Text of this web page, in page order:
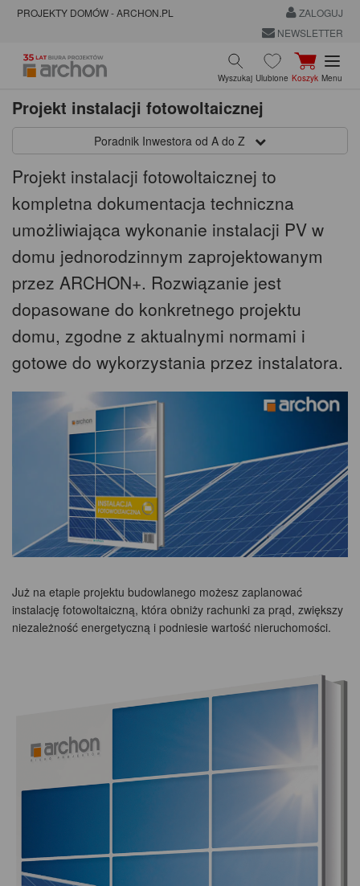
PROJEKTY DOMÓW - ARCHON.PL
ZALOGUJ
NEWSLETTER
Wyszukaj Ulubione Koszyk Menu
Projekt instalacji fotowoltaicznej
Poradnik Inwestora od A do Z
Projekt instalacji fotowoltaicznej to
kompletna dokumentacja techniczna
umożliwiająca wykonanie instalacji PV w
domu jednorodzinnym zaprojektowanym
przez ARCHON+. Rozwiązanie jest
dopasowane do konkretnego projektu
domu, zgodne z aktualnymi normami i
gotowe do wykorzystania przez instalatora.
Już na etapie projektu budowlanego możesz zaplanować
instalację fotowoltaiczną, która obniży rachunki za prąd, zwiększy
niezależność energetyczną i podniesie wartość nieruchomości.